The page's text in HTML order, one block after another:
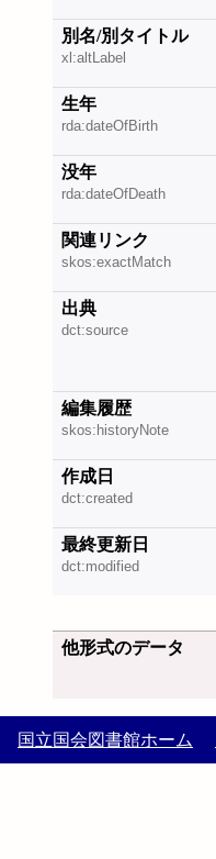
別名/別タイトル
xl:altLabel
生年
rda:dateOfBirth
没年
rda:dateOfDeath
関連リンク
skos:exactMatch
出典
dct:source
編集履歴
skos:historyNote
作成日
dct:created
最終更新日
dct:modified
他形式のデータ
国立国会図書館ホーム